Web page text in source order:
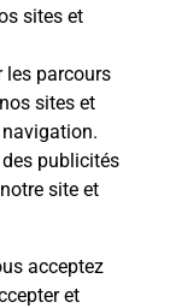
sites et
les parcours
sites et
publicités
site et
acceptez
et
: GRASSE
les